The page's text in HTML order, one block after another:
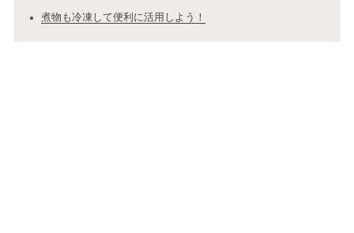
煮物も冷凍して便利に活用しよう！